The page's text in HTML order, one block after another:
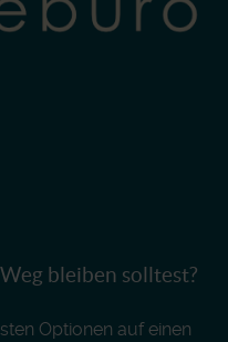
bleiben solltest?
Optionen auf einen